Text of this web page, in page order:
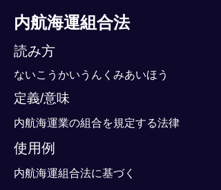
内航海運組合法
読み方
ないこうかいうんくみあいほう
定義/意味
内航海運業の組合を規定する法律
使用例
内航海運組合法に基づく